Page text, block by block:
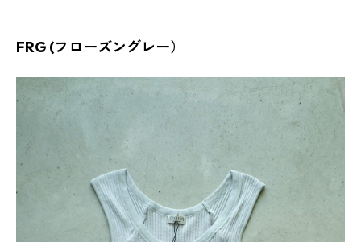
FRG (フローズングレー）